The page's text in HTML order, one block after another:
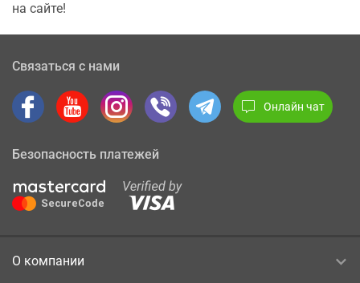
на сайте!
Связаться с нами
Онлайн чат
Безопасность платежей
О компании